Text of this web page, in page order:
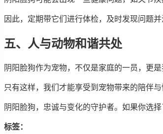
因此，定期带它们进行体检，及时发现问题
五、人与动物和谐共处
阴阳脸狗作为宠物，不仅是家庭的一员，更
只有这样，我们才能享受到宠物带来的陪伴与
阴阳脸狗，忠诚与变化的守护者。如果你选
标签：